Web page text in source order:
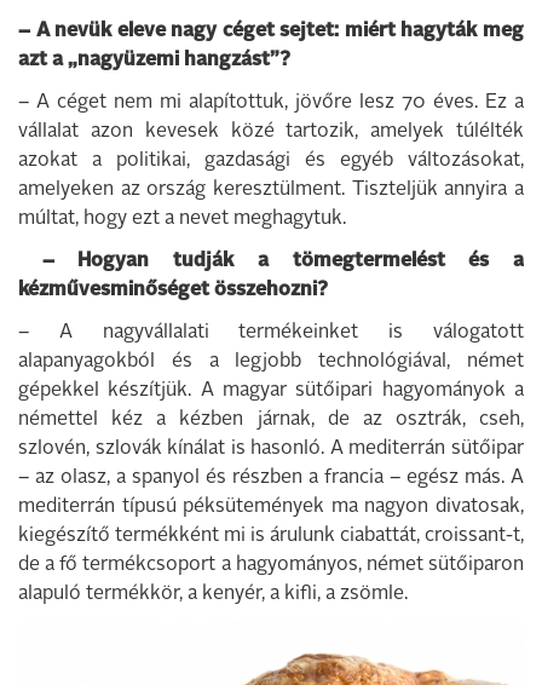
– A nevük eleve nagy céget sejtet: miért hagyták meg
azt a „nagyüzemi hangzást”?
– A céget nem mi alapítottuk, jövőre lesz 70 éves. Ez a
vállalat azon kevesek közé tartozik, amelyek túlélték
azokat a politikai, gazdasági és egyéb változásokat,
amelyeken az ország keresztülment. Tiszteljük annyira a
múltat, hogy ezt a nevet meghagytuk.
– Hogyan tudják a tömegtermelést és a
kézművesminőséget összehozni?
– A nagyvállalati termékeinket is válogatott
alapanyagokból és a legjobb technológiával, német
gépekkel készítjük. A magyar sütőipari hagyományok a
némettel kéz a kézben járnak, de az osztrák, cseh,
szlovén, szlovák kínálat is hasonló. A mediterrán sütőipar
– az olasz, a spanyol és részben a francia – egész más. A
mediterrán típusú péksütemények ma nagyon divatosak,
kiegészítő termékként mi is árulunk ciabattát, croissant-t,
de a fő termékcsoport a hagyományos, német sütőiparon
alapuló termékkör, a kenyér, a kifli, a zsömle.